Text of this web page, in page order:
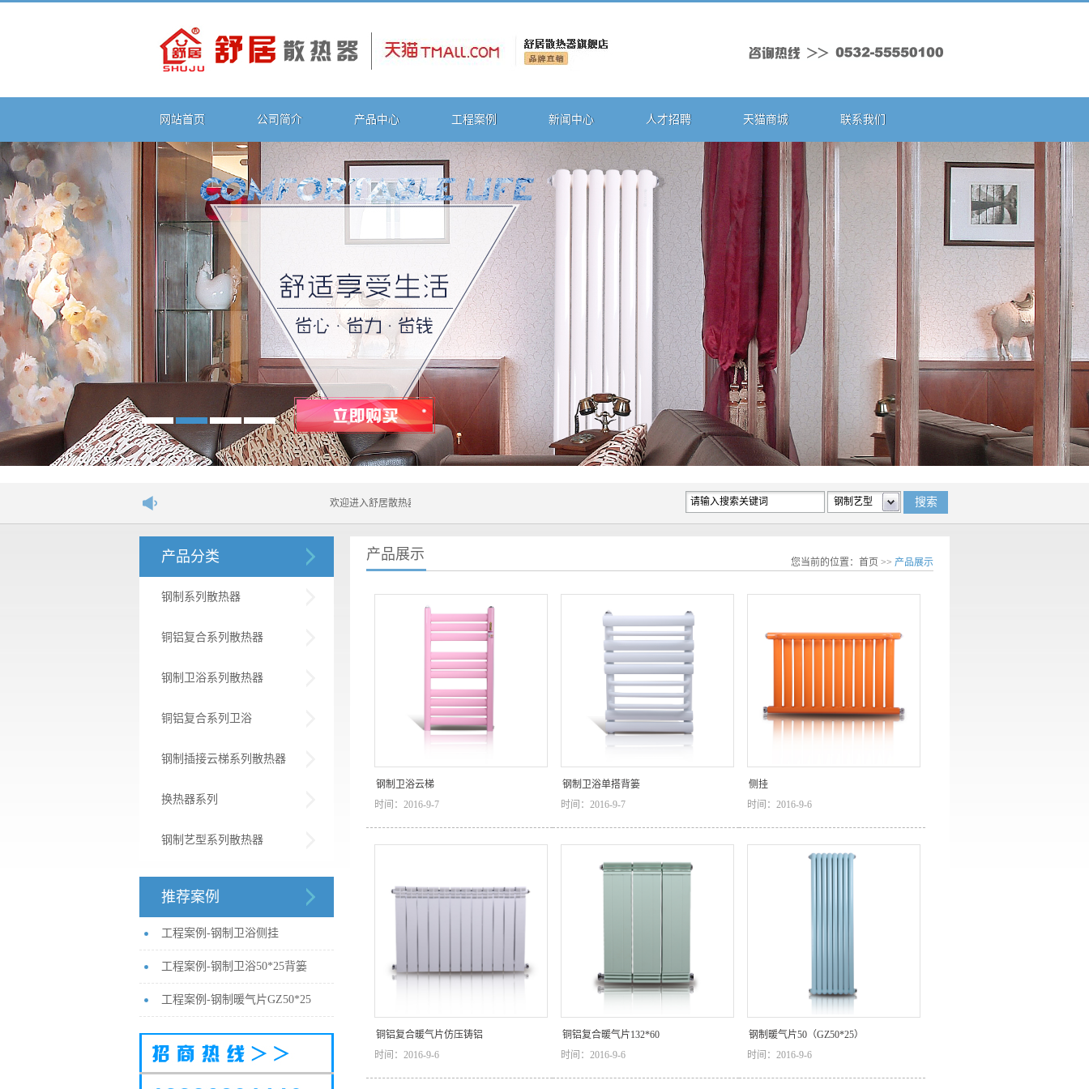
网站首页 公司简介 产品中心 工程案例 新闻中心 人才招聘 天猫商城 联系我们
欢迎进入舒居散热器网站！....
产品分类
钢制系列散热器
铜铝复合系列散热器
钢制卫浴系列散热器
铜铝复合系列卫浴
钢制插接云梯系列散热器
换热器系列
钢制艺型系列散热器
推荐案例
工程案例-钢制卫浴侧挂
工程案例-钢制卫浴50*25背篓
工程案例-钢制暖气片GZ50*25
产品展示 您当前的位置： 首页 >> 产品展示
钢制卫浴云梯
时间：2016-9-7
钢制卫浴单搭背篓
时间：2016-9-7
侧挂
时间：2016-9-6
铜铝复合暖气片仿压铸铝
时间：2016-9-6
铜铝复合暖气片132*60
时间：2016-9-6
钢制暖气片50（GZ50*25）
时间：2016-9-6